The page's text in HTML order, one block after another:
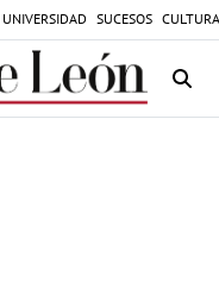
UNIVERSIDAD SUCESOS